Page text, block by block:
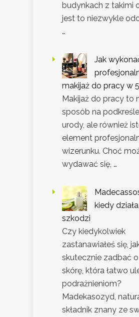
budynkach z takimi
jest to niezwykle
…
Jak
makijaż do pracy w
Makijaż do pracy to
sposób na
urody, ale również
element
wizerunku. Choć
wydawać się, …
kiedy
szkodzi
Czy kiedykolwiek
zastanawiałeś się,
skutecznie zadbać
skórę, która łatwo
podrażnieniom?
Madekasozyd,
składnik znany ze